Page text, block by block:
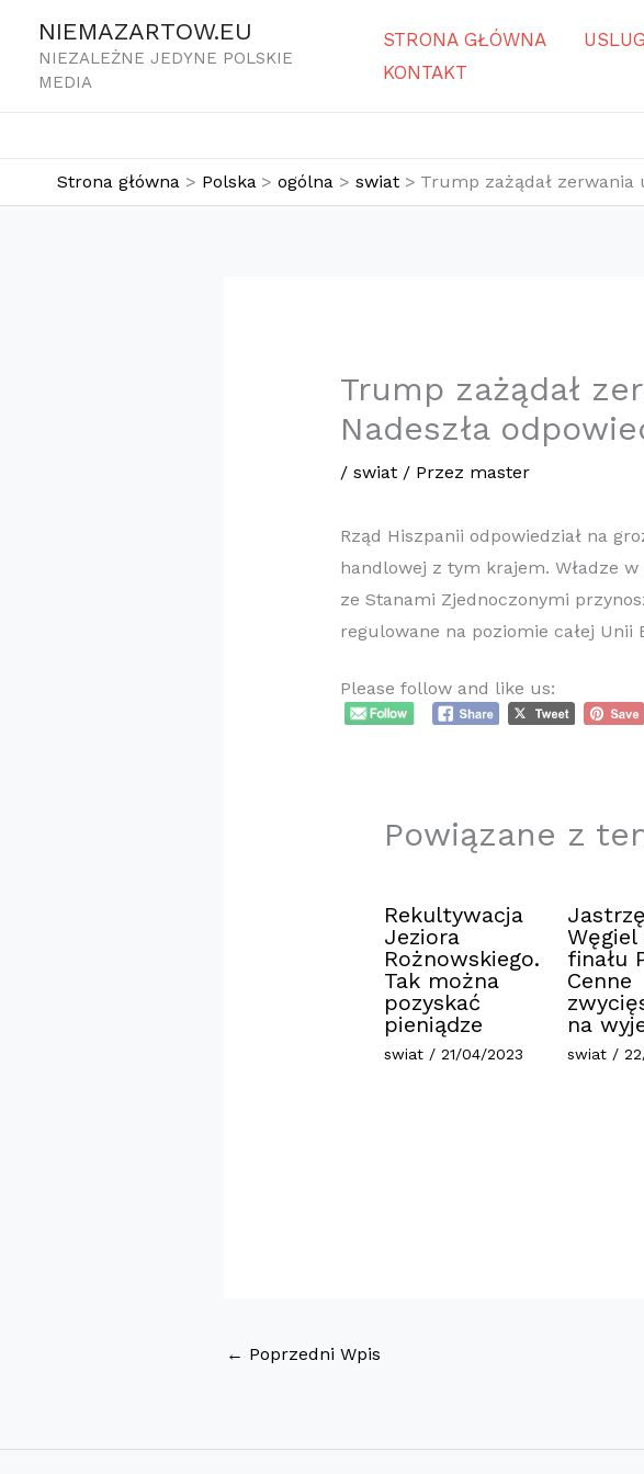
treści
NIEMAZARTOW.EU
NIEZALEŻNE JEDYNE POLSKIE
MEDIA
STRONA GŁÓWNA
KONTAKT
Strona główna Polska ogólna swiat Trump zażądał zerwania
Trump zażądał
Nadeszła
/swiat / Przez master
Rząd Hiszpanii odpowiedział na
handlowej z tym krajem. Władze
ze Stanami Zjednoczonymi
regulowane na poziomie całej Unii
Please follow and like us:
Powiązane z
Rekultywacja
Jeziora
Rożnowskiego.
Tak można
pozyskać
pieniądze
swiat /21/04/2023
finału
Cenne
na
swiat /
← Poprzedni Wpis